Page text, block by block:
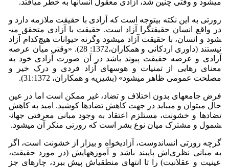
می­شود و وقتی چنین شد، آزادی معقول انسان­ها به خطر می­افتد.
رورتی به این نکته بی­توجه است که آزادی با حقیقت ملازمه دارد و
در واقع انسان حقیقت­گرا آزاد است. حقیقت با آزادی متحقق می­
شود و انسان، با حقیقت آزاد می­شود وگرنه حیوانات هیچ‌کدام آزاد
نیستند (داوری اردکانی و همکاران،1372: 28). «وقتی میان عرصه
آزادی و عرصه حقیقت پیوند باشد در آن صورت آزادی خود به
معنای رهایی از تمنیات و هوس­های آزاد فردی و درک خیر و
مصلحت عمومی ظاهر می­شود» (بشیریه و همکاران، 31:1372).
فرض جامعه­ای بدون اختلاف و تضاد، غیر ممکن است اما در عین
حال می­توان و می­باید در جهت کاهش تضادها کوشید. امید به کاهش
تضادها و خشونت، مستلزم­ اعتقاد به وجود مبانی معرفتی جهان­
شمول و مشترک میان نوع بشر است که رورتی منکر آن می­شود.
گرچه رورتی انسان­دوست، آزادی­خواه و بیزار از خشونت است، اگر
به مبانی نظری‌اش پای‏بند باشد و آموزه­هایش (در مورد حقیقت،
عینیت و عقلانیت) را تا انتهای منطقی‏اش پیش ببرد، چاره‏ای جز